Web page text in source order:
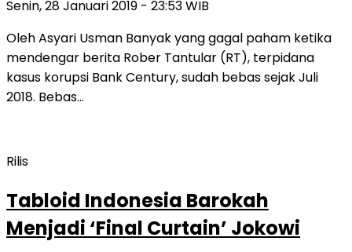
Senin, 28 Januari 2019 - 23:53 WIB
Oleh Asyari Usman Banyak yang gagal paham ketika
mendengar berita Rober Tantular (RT), terpidana
kasus korupsi Bank Century, sudah bebas sejak Juli
2018. Bebas…
Rilis
Tabloid Indonesia Barokah
Menjadi ‘Final Curtain’ Jokowi